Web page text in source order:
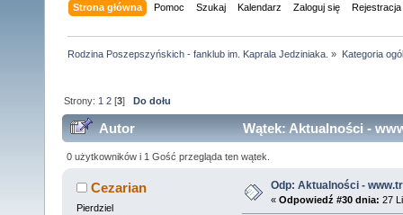
Strona główna Pomoc Szukaj Kalendarz Zaloguj się Rejestracja
Rodzina Poszepszyńskich - fanklub im. Kaprala Jedziniaka. » Kategoria
Strony: 1 2 [3]Do dołu
Autor Wątek: Aktualności -
0 użytkowników i 1 Gość przegląda ten wątek.
Cezarian
Pierdziel
Odp: Aktualności -
« Odpowiedź #30 dnia: 27